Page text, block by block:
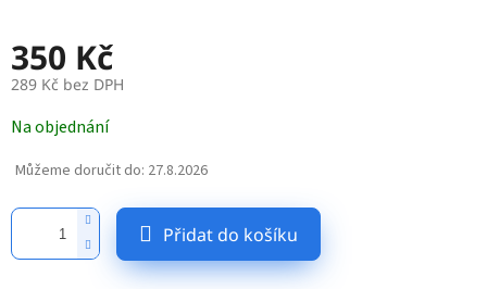
350 Kč
289 Kč bez DPH
cena:
Na objednání
Můžeme doručit do: 27.8.2026
Přidat do košíku